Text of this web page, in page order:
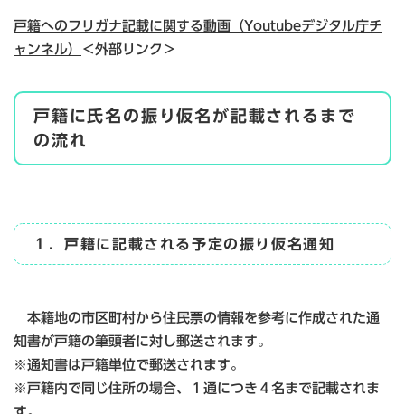
戸籍へのフリガナ記載に関する動画（Youtubeデジタル庁チ
ャンネル）
＜外部リンク＞
戸籍に氏名の振り仮名が記載されるまで
の流れ
１．戸籍に記載される予定の振り仮名通知
本籍地の市区町村から住民票の情報を参考に作成された通
知書が戸籍の筆頭者に対し郵送されます。
※通知書は戸籍単位で郵送されます。
※戸籍内で同じ住所の場合、１通につき４名まで記載されま